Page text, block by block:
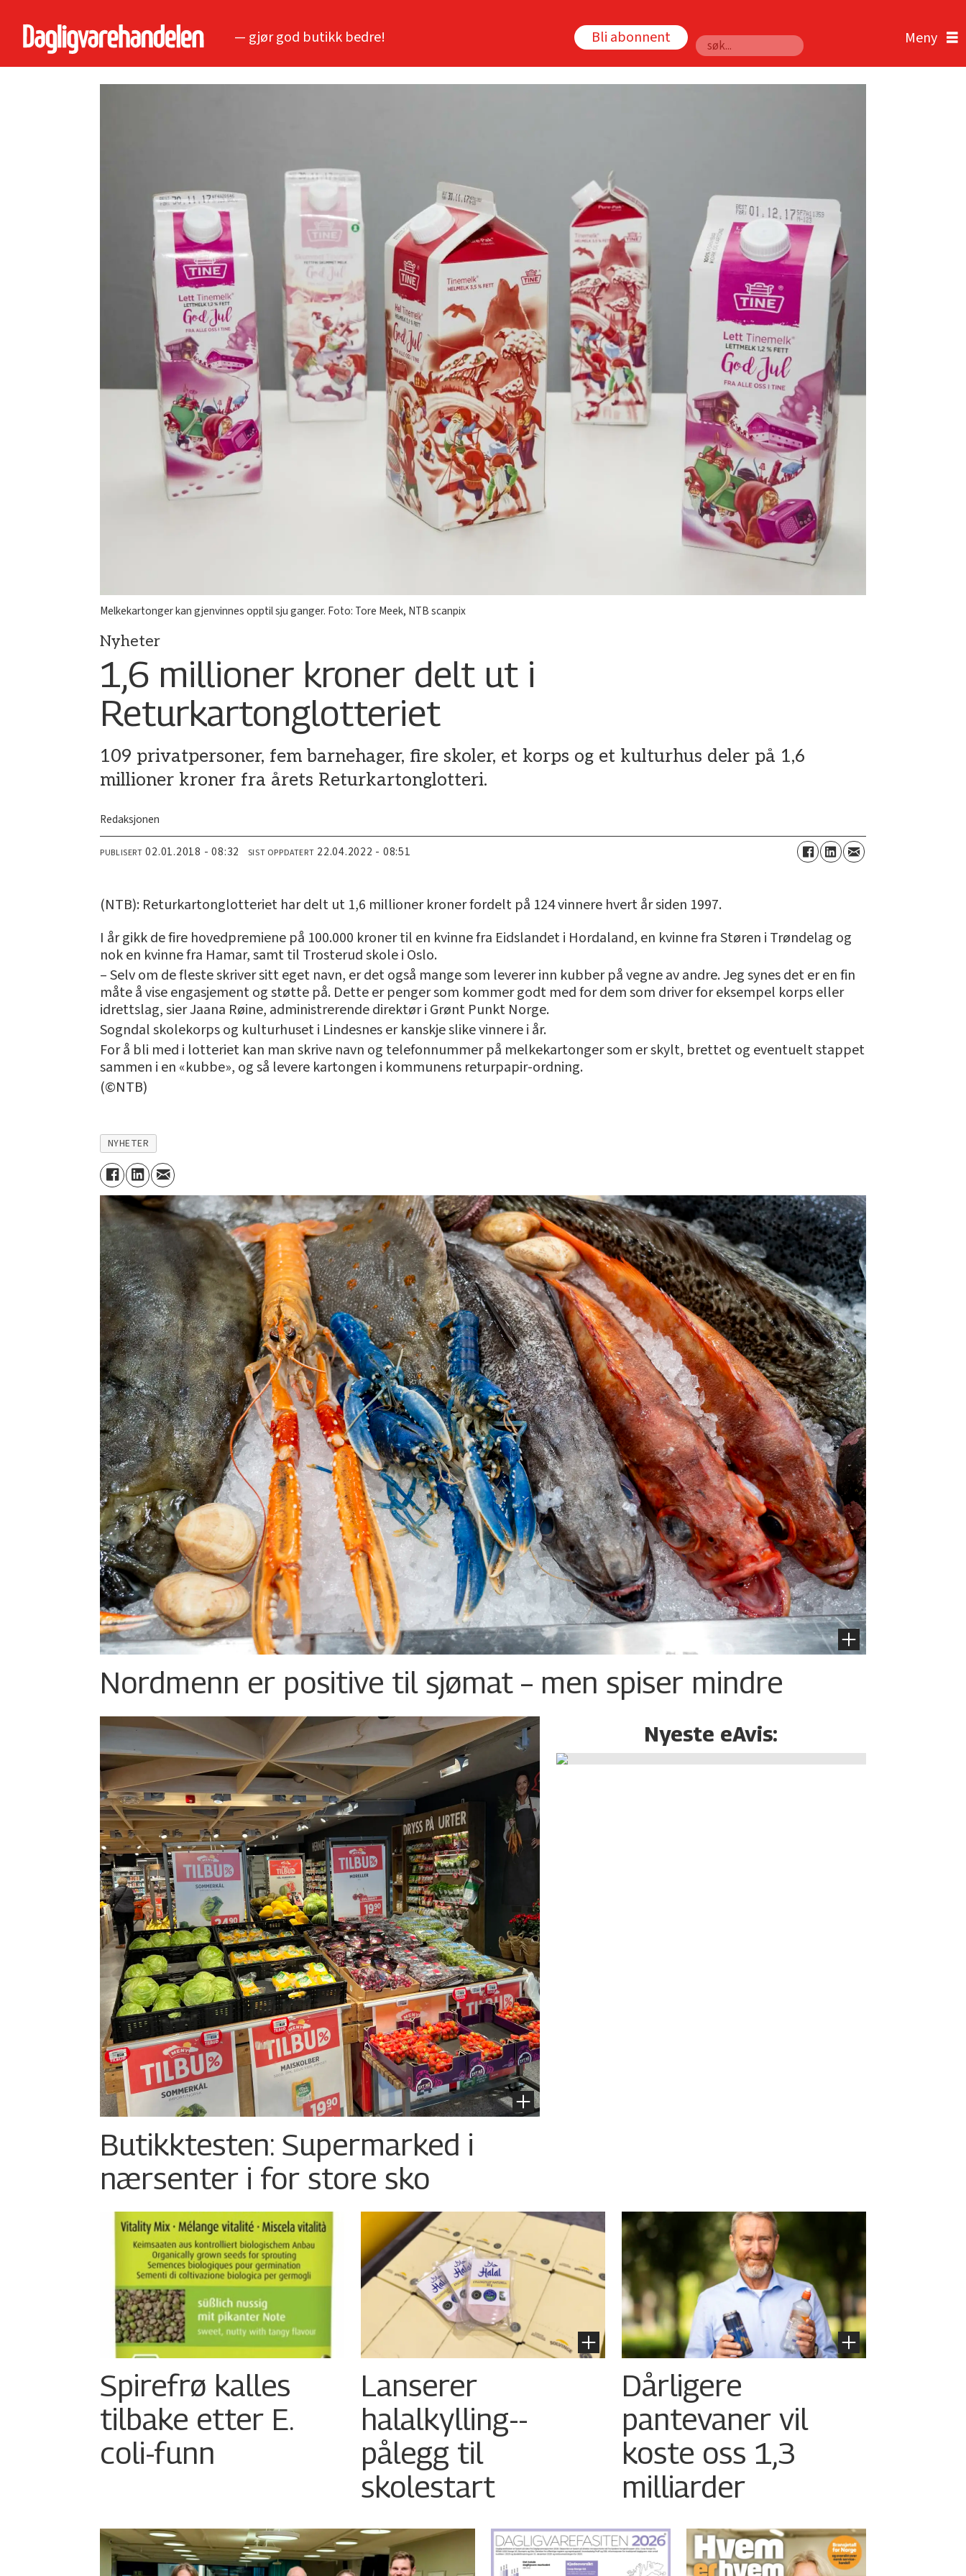
— gjør god butikk bedre! Bli abonnent
Søk
Melkekartonger kan gjenvinnes opptil sju ganger. Foto: Tore Meek, NTB scanpix
Nyheter
1,6 millioner kroner delt ut i
Returkartonglotteriet
109 privatpersoner, fem barnehager, fire skoler, et korps og et kulturhus deler på 1,6
millioner kroner fra årets Returkartonglotteri.
Redaksjonen
PUBLISERT 02.01.2018 - 08:32 SIST OPPDATERT 22.04.2022 - 08:51
(NTB): Returkartonglotteriet har delt ut 1,6 millioner kroner fordelt på 124 vinnere hvert år siden 1997.
I år gikk de fire hovedpremiene på 100.000 kroner til en kvinne fra Eidslandet i Hordaland, en kvinne fra Støren i Trøndelag og
nok en kvinne fra Hamar, samt til Trosterud skole i Oslo.
– Selv om de fleste skriver sitt eget navn, er det også mange som leverer inn kubber på vegne av andre. Jeg synes det er en fin
måte å vise engasjement og støtte på. Dette er penger som kommer godt med for dem som driver for eksempel korps eller
idrettslag, sier Jaana Røine, administrerende direktør i Grønt Punkt Norge.
Sogndal skolekorps og kulturhuset i Lindesnes er kanskje slike vinnere i år.
For å bli med i lotteriet kan man skrive navn og telefonnummer på melkekartonger som er skylt, brettet og eventuelt stappet
sammen i en «kubbe», og så levere kartongen i kommunens returpapir-ordning.
(©NTB)
NYHETER
Nordmenn er positive til sjømat – men spiser mindre
Butikktesten: Supermarked i
nærsenter i for store sko
Nyeste eAvis:
Spirefrø kalles
tilbake etter E.
coli-funn
Lanserer
halalkylling-­
pålegg til
skolestart
Dårligere
pantevaner vil
koste oss 1,3
milliarder